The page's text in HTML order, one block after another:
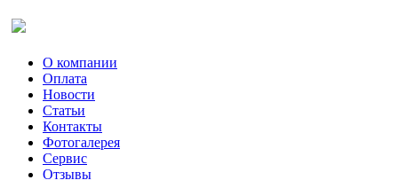
О компании
Оплата
Новости
Статьи
Контакты
Фотогалерея​
Сервис
Отзывы